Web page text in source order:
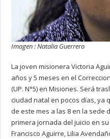
Imagen : Natalia Guerrero
La joven misionera Victoria
años y 5 meses en el
(UP. N°5) en Misiones. Será
ciudad natal en pocos días, ya
de este mes a las 8 en la sede
primera jornada del juicio en
Francisco Aguirre, Lilia